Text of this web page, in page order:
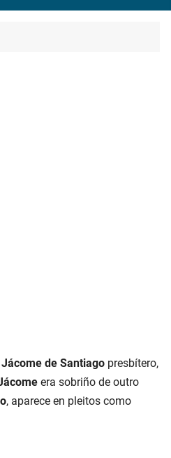
Jácome de Santiago presbítero,
era sobriño de outro
, aparece en pleitos como